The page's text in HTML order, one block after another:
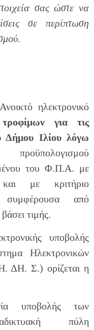
σας ώστε να
σε περίπτωση
ηλεκτρονικό
για τις
Δήμου Ιλίου λόγω
προϋπολογισμού
του Φ.Π.Α. με
και με κριτήριο
από
τιμής.
υποβολής
Ηλεκτρονικών
ΔΗ. Σ.) ορίζεται η
υποβολής των
πύλη